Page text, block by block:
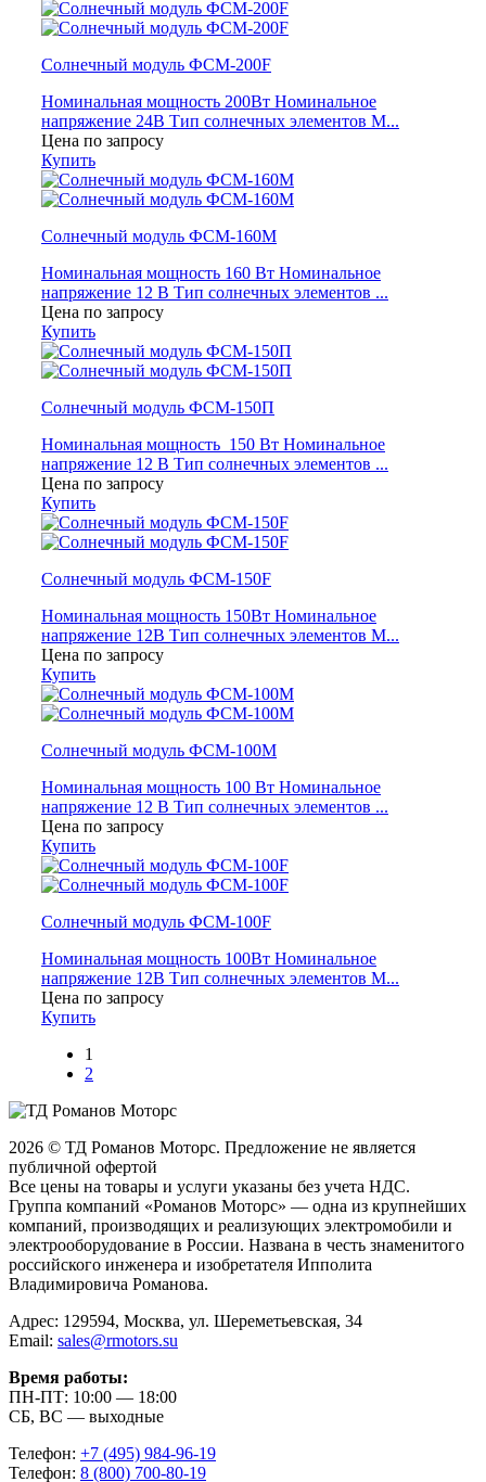
Солнечный модуль ФСМ-200F
Номинальная мощность 200Вт Номинальное
напряжение 24В Тип солнечных элементов М...
Цена по запросу
Купить
Солнечный модуль ФСМ-160М
Номинальная мощность 160 Вт Номинальное
напряжение 12 В Тип солнечных элементов ...
Цена по запросу
Купить
Солнечный модуль ФСМ-150П
Номинальная мощность 150 Вт Номинальное
напряжение 12 В Тип солнечных элементов ...
Цена по запросу
Купить
Солнечный модуль ФСМ-150F
Номинальная мощность 150Вт Номинальное
напряжение 12В Тип солнечных элементов М...
Цена по запросу
Купить
Солнечный модуль ФСМ-100М
Номинальная мощность 100 Вт Номинальное
напряжение 12 В Тип солнечных элементов ...
Цена по запросу
Купить
Солнечный модуль ФСМ-100F
Номинальная мощность 100Вт Номинальное
напряжение 12В Тип солнечных элементов М...
Цена по запросу
Купить
1
2
2026 © ТД Романов Моторс. Предложение не является
публичной офертой
Все цены на товары и услуги указаны без учета НДС.
Группа компаний «Романов Моторс» — одна из крупнейших
компаний, производящих и реализующих электромобили и
электрооборудование в России. Названа в честь знаменитого
российского инженера и изобретателя Ипполита
Владимировича Романова.
Адрес: 129594, Москва, ул. Шереметьевская, 34
Email: sales@rmotors.su
Время работы:
ПН-ПТ: 10:00 — 18:00
СБ, ВС — выходные
Телефон: +7 (495) 984-96-19
Телефон: 8 (800) 700-80-19